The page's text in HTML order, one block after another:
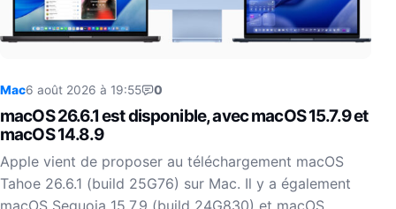
Mac6 août 2026 à 19:55 0
macOS 26.6.1 est disponible, avec macOS 15.7.9 et
macOS 14.8.9
Apple vient de proposer au téléchargement macOS
Tahoe 26.6.1 (build 25G76) sur Mac. Il y a également